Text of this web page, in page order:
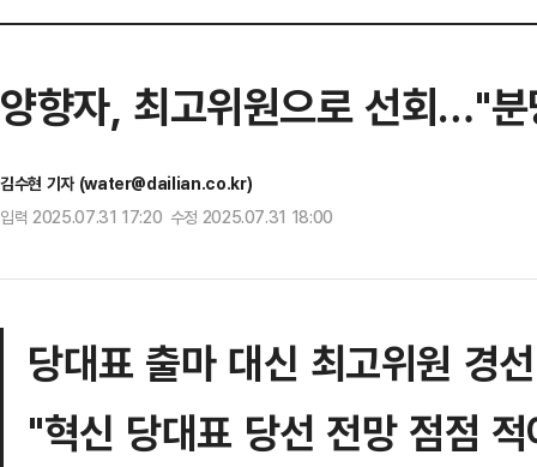
양향자, 최고위원으로 선회…"
김수현 기자 (water@dailian.co.kr)
입력 2025.07.31 17:20 수정 2025.07.31 18:00
당대표 출마 대신 최고위원 경
"혁신 당대표 당선 전망 점점